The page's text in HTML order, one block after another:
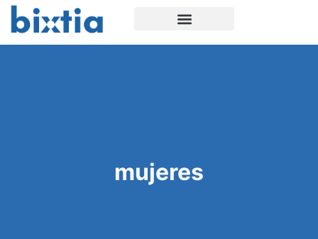
mujeres